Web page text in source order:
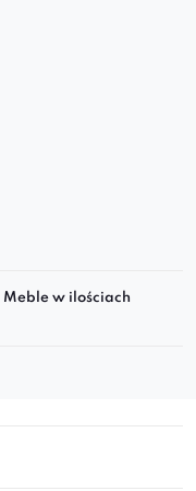
Meble w ilościach